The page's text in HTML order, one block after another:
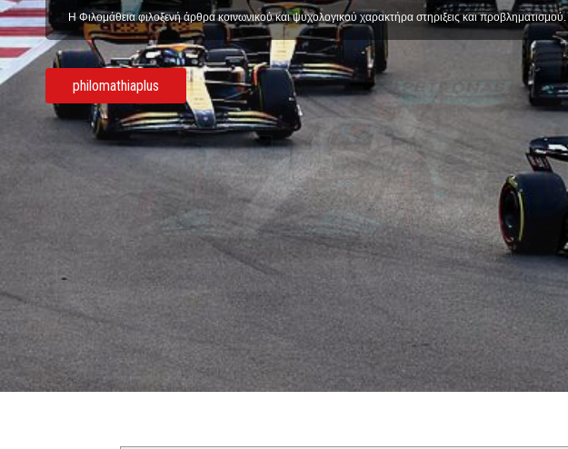
Η Φιλομάθεια φιλοξενή άρθρα κοινωνικού και ψυχολογικού χαρακτήρα στηριξεις και προβληματισμού.
philomathiaplus